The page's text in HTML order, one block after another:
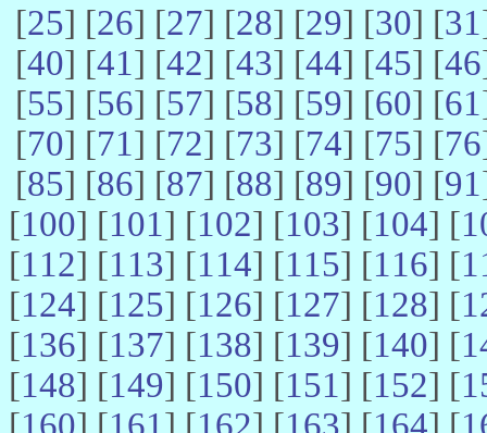
[25] [26] [27] [28] [29] [30] [31
[40] [41] [42] [43] [44] [45] [46
[55] [56] [57] [58] [59] [60] [61
[70] [71] [72] [73] [74] [75] [76
[85] [86] [87] [88] [89] [90] [91
[100] [101] [102] [103] [104] [
[112] [113] [114] [115] [116] [
[124] [125] [126] [127] [128] [
[136] [137] [138] [139] [140] [
[148] [149] [150] [151] [152] [